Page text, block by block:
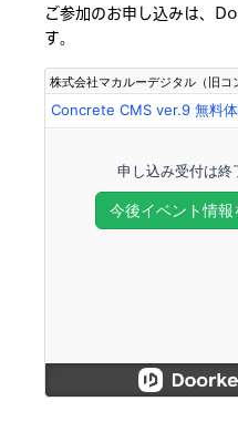
ご参加のお申し込みは、
す。